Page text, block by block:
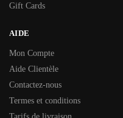
Gift Cards
AIDE
Mon Compte
Aide Clientèle
Contactez-nous
Termes et conditions